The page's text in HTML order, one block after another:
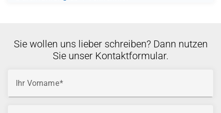
Sie wollen uns lieber schreiben? Dann nutzen
Sie unser Kontaktformular.
Ihr Vorname